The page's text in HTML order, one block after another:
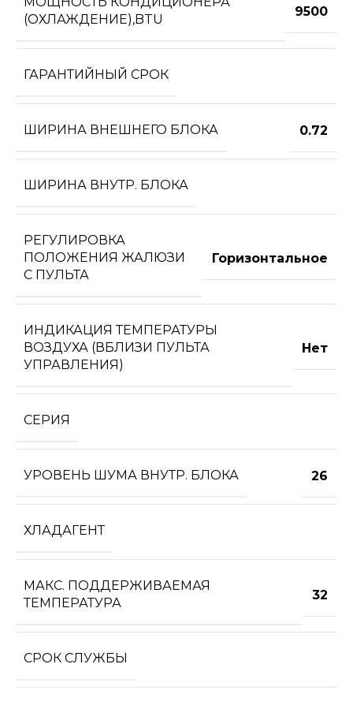
(ОХЛАЖДЕНИЕ),BTU
9500
ГАРАНТИЙНЫЙ СРОК
ШИРИНА ВНЕШНЕГО БЛОКА 0.72
ШИРИНА ВНУТР. БЛОКА
РЕГУЛИРОВКА
ПОЛОЖЕНИЯ ЖАЛЮЗИ
С ПУЛЬТА
Горизонтальное
ИНДИКАЦИЯ ТЕМПЕРАТУРЫ
ВОЗДУХА (ВБЛИЗИ ПУЛЬТА
УПРАВЛЕНИЯ)
Нет
СЕРИЯ
УРОВЕНЬ ШУМА ВНУТР. БЛОКА 26
ХЛАДАГЕНТ
МАКС. ПОДДЕРЖИВАЕМАЯ
ТЕМПЕРАТУРА
32
СРОК СЛУЖБЫ